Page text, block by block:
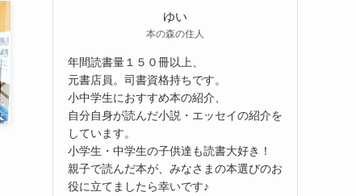
ゆい
本の森の住人
年間読書量１５０冊以上、
元書店員。司書資格持ちです。
小中学生におすすめ本の紹介、
自分自身が読んだ小説・エッセイの紹介を
しています。
小学生・中学生の子供達も読書大好き！
親子で読んだ本が、みなさまの本選びのお
役に立てましたら幸いです♪